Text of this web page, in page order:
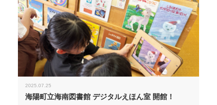
2025.07.25
海陽町立海南図書館 デジタルえほん室 開館！